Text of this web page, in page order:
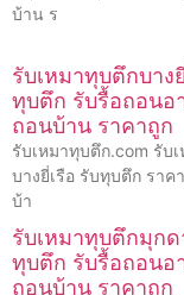
บ้าน ร
รับเหมาทุบตึกบาง
ทุบตึก รับรื้อถอนอ
ถอนบ้าน ราคาถูก
รับเหมาทุบตึก.com รับ
บางยี่เรือ รับทุบตึก ราค
บ้า
รับเหมาทุบตึกมุก
ทุบตึก รับรื้อถอนอ
ถอนบ้าน ราคาถูก